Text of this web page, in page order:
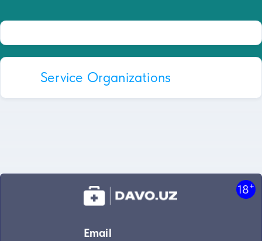
Service Organizations
18+
Email